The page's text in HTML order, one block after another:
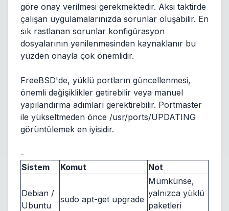
göre onay verilmesi gerekmektedir. Aksi taktirde
çalışan uygulamalarınızda sorunlar oluşabilir. En
sık rastlanan sorunlar konfigürasyon
dosyalarının yenilenmesinden kaynaklanır bu
yüzden onayla çok önemlidir.
FreeBSD'de, yüklü portların güncellenmesi,
önemli değişiklikler getirebilir veya manuel
yapılandırma adımları gerektirebilir. Portmaster
ile yükseltmeden önce /usr/ports/UPDATING
görüntülemek en iyisidir.
-
Sistem
Komut Not
Debian /
Ubuntu
sudo apt-get upgrade
Mümkünse,
yalnızca yüklü
paketleri